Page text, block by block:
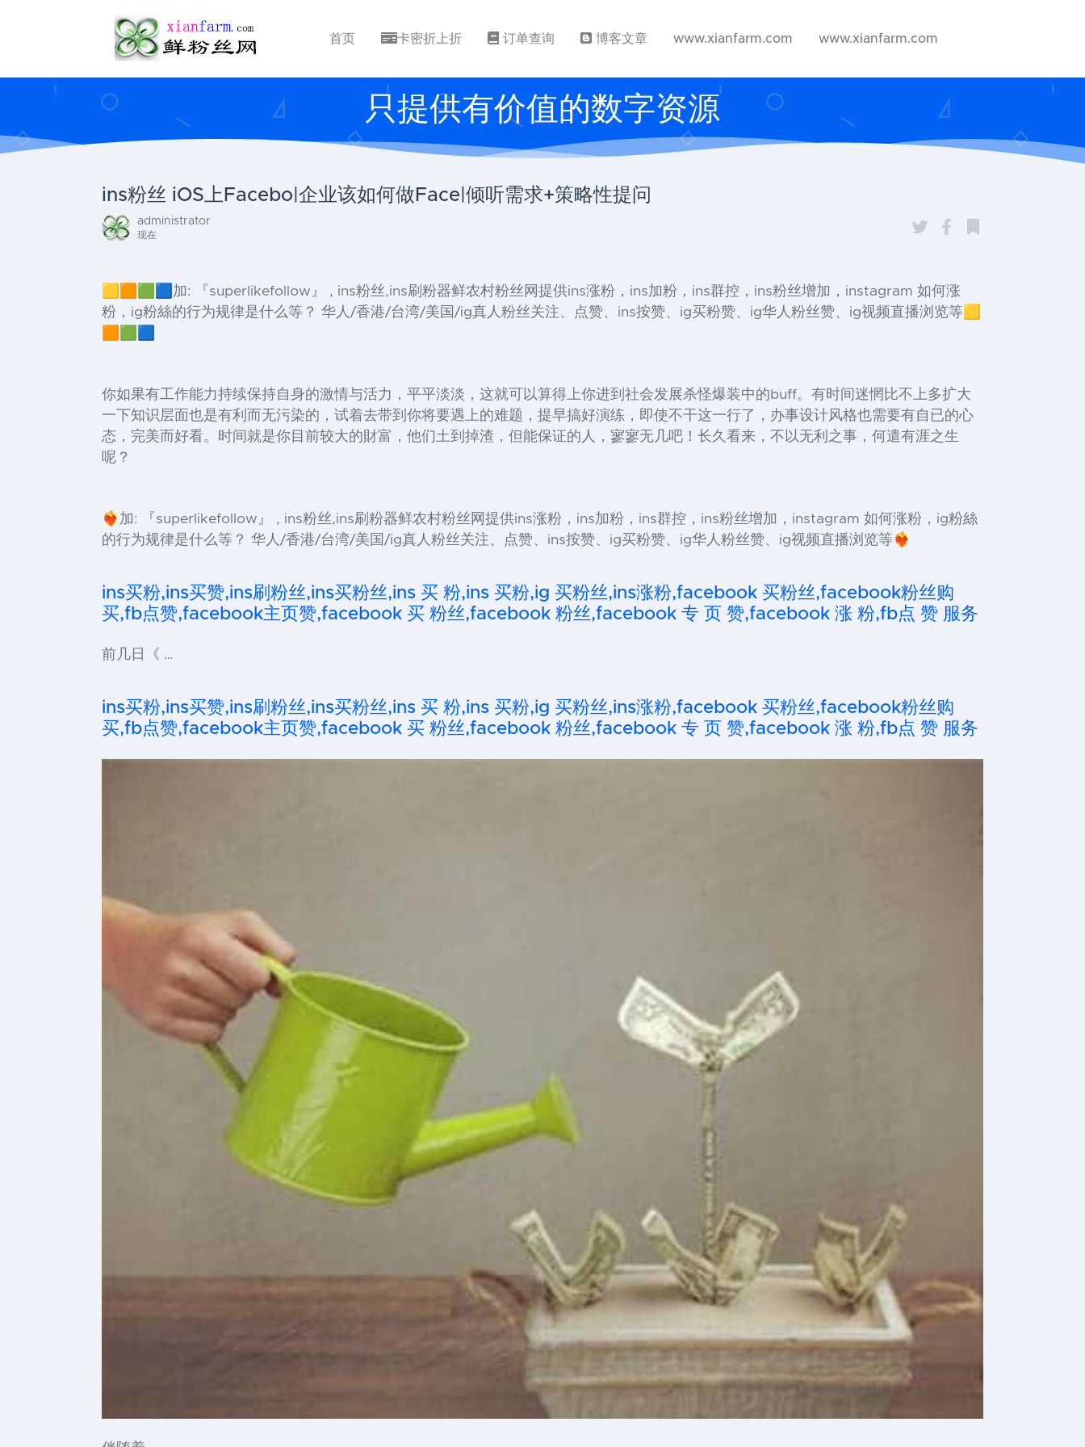
首页 卡密折上折 订单查询 博客文章 www.xianfarm.com www.xianfarm.com
只提供有价值的数字资源
ins粉丝 iOS上Facebo|企业该如何做Face|倾听需求+策略性提问
administrator
现在
🟨🟧🟩🟦加: 『superlikefollow』 , ins粉丝,ins刷粉器鲜农村粉丝网提供ins涨粉，ins加粉，ins群控，ins粉丝增加，instagram 如何涨
粉，ig粉絲的行为规律是什么等？ 华人/香港/台湾/美国/ig真人粉丝关注、点赞、ins按赞、ig买粉赞、ig华人粉丝赞、ig视频直播浏览等🟨
🟧🟩🟦
你如果有工作能力持续保持自身的激情与活力，平平淡淡，这就可以算得上你进到社会发展杀怪爆装中的buff。有时间迷惘比不上多扩大
一下知识层面也是有利而无污染的，试着去带到你将要遇上的难题，提早搞好演练，即使不干这一行了，办事设计风格也需要有自已的心
态，完美而好看。时间就是你目前较大的財富，他们土到掉渣，但能保证的人，寥寥无几吧！长久看来，不以无利之事，何遣有涯之生
呢？
❤️‍🔥加: 『superlikefollow』 , ins粉丝,ins刷粉器鲜农村粉丝网提供ins涨粉，ins加粉，ins群控，ins粉丝增加，instagram 如何涨粉，ig粉絲
的行为规律是什么等？ 华人/香港/台湾/美国/ig真人粉丝关注、点赞、ins按赞、ig买粉赞、ig华人粉丝赞、ig视频直播浏览等❤️‍🔥
ins买粉,ins买赞,ins刷粉丝,ins买粉丝,ins 买 粉,ins 买粉,ig 买粉丝,ins涨粉,facebook 买粉丝,facebook粉丝购
买,fb点赞,facebook主页赞,facebook 买 粉丝,facebook 粉丝,facebook 专 页 赞,facebook 涨 粉,fb点 赞 服务
前几日《 …
ins买粉,ins买赞,ins刷粉丝,ins买粉丝,ins 买 粉,ins 买粉,ig 买粉丝,ins涨粉,facebook 买粉丝,facebook粉丝购
买,fb点赞,facebook主页赞,facebook 买 粉丝,facebook 粉丝,facebook 专 页 赞,facebook 涨 粉,fb点 赞 服务